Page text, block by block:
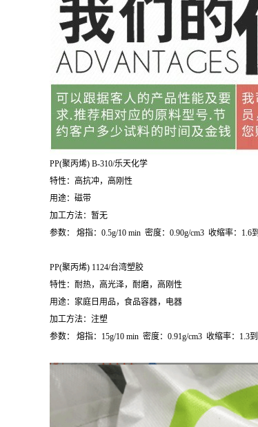
PP(聚丙烯) B-310/乐天化学
特性：高抗冲，高刚性
用途：磁带
加工方法：暂无
参数：
熔指： 0.5g/10 min 密度： 0.90g/cm3 收缩率： 1.6到
PP(聚丙烯) 1124/台湾塑胶
特性：耐热，高光泽，耐磨，高刚性
用途：家庭日用品，食品容器，电器
加工方法：注塑
参数：
熔指： 15g/10 min 密度： 0.91g/cm3 收缩率： 1.3到